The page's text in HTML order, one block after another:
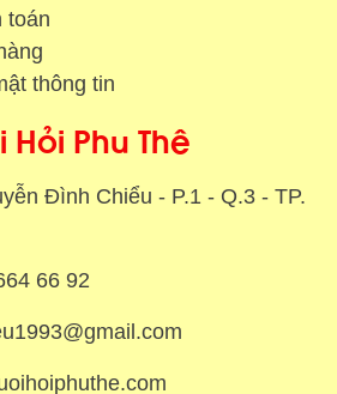
toán
thông tin
Phu Thê
Đình Chiểu - P.1 - Q.3 - TP.
66 92